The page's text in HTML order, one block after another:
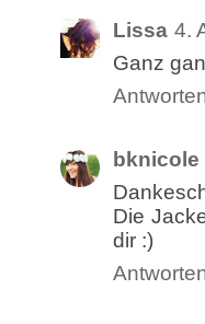
Lissa 4.
Ganz
bknicole
Die
dir :)